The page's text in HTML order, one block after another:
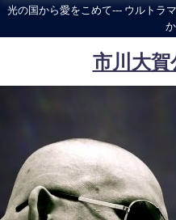
光の国から愛をこめて--- ウルトラ
市川大賀